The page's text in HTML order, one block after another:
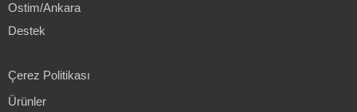
Ostim/Ankara
Destek
Çerez Politikası
Ürünler